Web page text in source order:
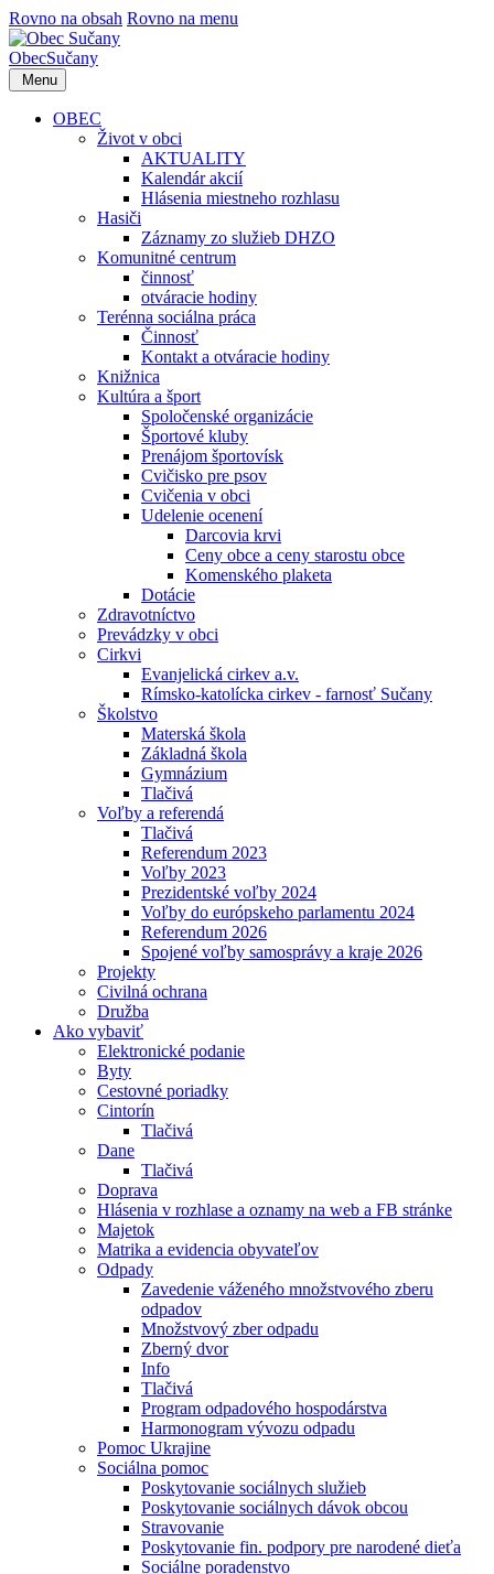
Rovno na obsah Rovno na menu
ObecSučany
Menu
OBEC
Život v obci
AKTUALITY
Kalendár akcií
Hlásenia miestneho rozhlasu
Hasiči
Záznamy zo služieb DHZO
Komunitné centrum
činnosť
otváracie hodiny
Terénna sociálna práca
Činnosť
Kontakt a otváracie hodiny
Knižnica
Kultúra a šport
Spoločenské organizácie
Športové kluby
Prenájom športovísk
Cvičisko pre psov
Cvičenia v obci
Udelenie ocenení
Darcovia krvi
Ceny obce a ceny starostu obce
Komenského plaketa
Dotácie
Zdravotníctvo
Prevádzky v obci
Cirkvi
Evanjelická cirkev a.v.
Rímsko-katolícka cirkev - farnosť Sučany
Školstvo
Materská škola
Základná škola
Gymnázium
Tlačivá
Voľby a referendá
Tlačivá
Referendum 2023
Voľby 2023
Prezidentské voľby 2024
Voľby do európskeho parlamentu 2024
Referendum 2026
Spojené voľby samosprávy a kraje 2026
Projekty
Civilná ochrana
Družba
Ako vybaviť
Elektronické podanie
Byty
Cestovné poriadky
Cintorín
Tlačivá
Dane
Tlačivá
Doprava
Hlásenia v rozhlase a oznamy na web a FB stránke
Majetok
Matrika a evidencia obyvateľov
Odpady
Zavedenie váženého množstvového zberu
odpadov
Množstvový zber odpadu
Zberný dvor
Info
Tlačivá
Program odpadového hospodárstva
Harmonogram vývozu odpadu
Pomoc Ukrajine
Sociálna pomoc
Poskytovanie sociálnych služieb
Poskytovanie sociálnych dávok obcou
Stravovanie
Poskytovanie fin. podpory pre narodené dieťa
Sociálne poradenstvo